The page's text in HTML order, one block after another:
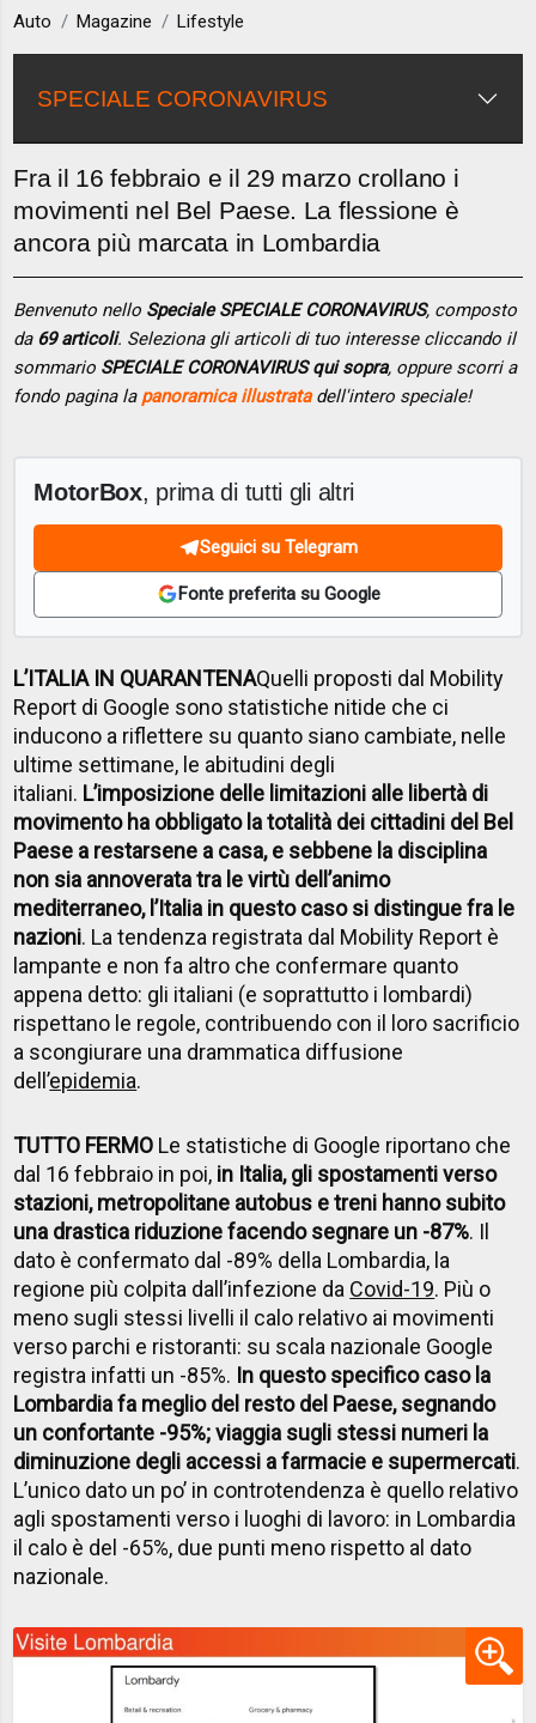
Auto Magazine Lifestyle
SPECIALE CORONAVIRUS
Fra il 16 febbraio e il 29 marzo crollano i
movimenti nel Bel Paese. La flessione è
ancora più marcata in Lombardia
Benvenuto nello Speciale SPECIALE CORONAVIRUS, composto
da 69 articoli. Seleziona gli articoli di tuo interesse cliccando il
sommario SPECIALE CORONAVIRUS qui sopra, oppure scorri a
fondo pagina la panoramica illustratadell'intero speciale!
MotorBox, prima di tutti gli altri
Seguici su Telegram
Fonte preferita su Google
L’ITALIA IN QUARANTENAQuelli proposti dal Mobility
Report di Google sono statistiche nitide che ci
inducono a riflettere su quanto siano cambiate, nelle
ultime settimane, le abitudini degli
italiani. L’imposizione delle limitazioni alle libertà di
movimento ha obbligato la totalità dei cittadini del Bel
Paese a restarsene a casa, e sebbene la disciplina
non sia annoverata tra le virtù dell’animo
mediterraneo, l’Italia in questo caso si distingue fra le
nazioni. La tendenza registrata dal Mobility Report è
lampante e non fa altro che confermare quanto
appena detto: gli italiani (e soprattutto i lombardi)
rispettano le regole, contribuendo con il loro sacrificio
a scongiurare una drammatica diffusione
dell’epidemia.
TUTTO FERMO Le statistiche di Google riportano che
dal 16 febbraio in poi, in Italia, gli spostamenti verso
stazioni, metropolitane autobus e treni hanno subito
una drastica riduzione facendo segnare un -87%. Il
dato è confermato dal -89% della Lombardia, la
regione più colpita dall’infezione da Covid-19. Più o
meno sugli stessi livelli il calo relativo ai movimenti
verso parchi e ristoranti: su scala nazionale Google
registra infatti un -85%. In questo specifico caso la
Lombardia fa meglio del resto del Paese, segnando
un confortante -95%; viaggia sugli stessi numeri la
diminuzione degli accessi a farmacie e supermercati.
L’unico dato un po’ in controtendenza è quello relativo
agli spostamenti verso i luoghi di lavoro: in Lombardia
il calo è del -65%, due punti meno rispetto al dato
nazionale.